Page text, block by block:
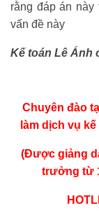
rằng đáp án
vấn đề này
Kế toán Lê Ánh
Chuyên đào
làmdịch vụ kế
(Được giảng
trưởng từ